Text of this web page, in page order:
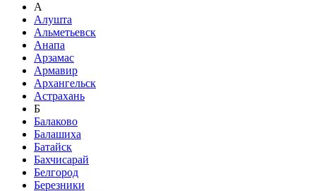
А
Алушта
Альметьевск
Анапа
Арзамас
Армавир
Архангельск
Астрахань
Б
Балаково
Балашиха
Батайск
Бахчисарай
Белгород
Березники